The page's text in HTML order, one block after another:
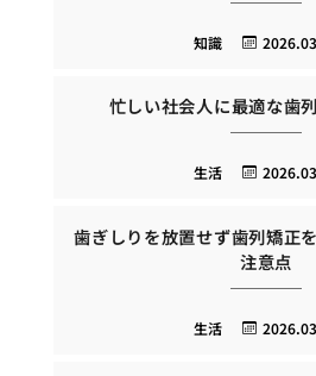
知識
忙しい社会人に最適な歯
生活
歯ぎしりを放置せず歯列矯正
注意点
生活